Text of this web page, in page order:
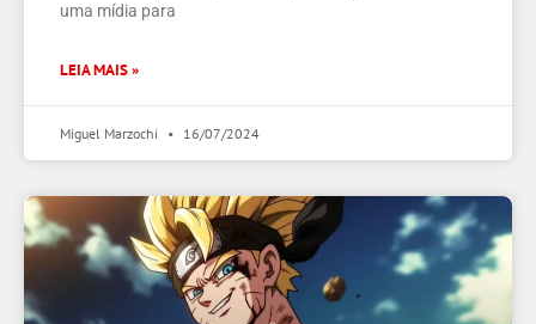
uma mídia para
LEIA MAIS »
Miguel Marzochi 16/07/2024